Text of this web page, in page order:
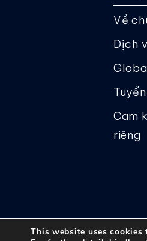
Về
Dịch
Cam
riêng
This website uses cookies